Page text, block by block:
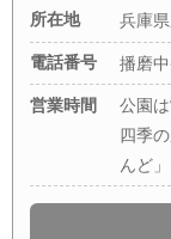
所在地 兵庫
電話番号 播磨
営業時間
公園
四季
んど